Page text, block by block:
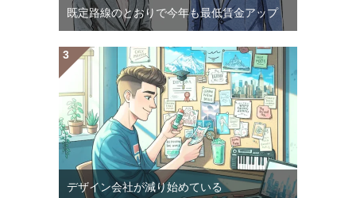
既定路線のとおりで今年も最低賃金アップ
デザイン会社が減り始めている